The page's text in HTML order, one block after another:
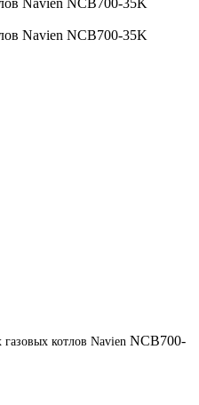
котлов Navien NCB700-